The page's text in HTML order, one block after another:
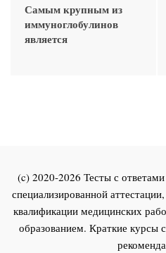
Самым крупным из
иммуноглобулинов
является
(c) 2020-2026 Тесты с
специализированной
квалификации медицинских
образованием. Краткие курсы